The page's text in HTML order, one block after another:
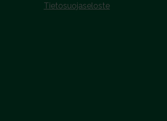
Tietosuojaseloste